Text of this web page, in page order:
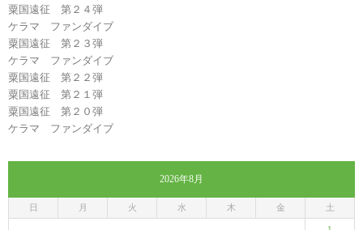
粟国遠征 第２４弾
ケラマ ファンダイブ
粟国遠征 第２３弾
ケラマ ファンダイブ
粟国遠征 第２２弾
粟国遠征 第２１弾
粟国遠征 第２０弾
ケラマ ファンダイブ
2026年8月
日 月 火 水 木 金 土